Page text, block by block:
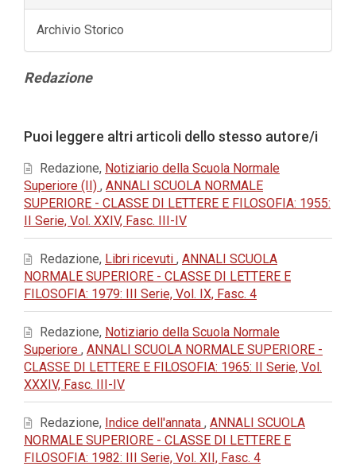
Archivio Storico
Contenuto
Redazione
dell'articolo
Puoi leggere altri articoli dello stesso autore/i
Redazione, Notiziario della Scuola Normale
Superiore (II) , ANNALI SCUOLA NORMALE
SUPERIORE - CLASSE DI LETTERE E FILOSOFIA: 1955:
II Serie, Vol. XXIV, Fasc. III-IV
Redazione, Libri ricevuti , ANNALI SCUOLA
NORMALE SUPERIORE - CLASSE DI LETTERE E
FILOSOFIA: 1979: III Serie, Vol. IX, Fasc. 4
Redazione, Notiziario della Scuola Normale
Superiore , ANNALI SCUOLA NORMALE SUPERIORE -
CLASSE DI LETTERE E FILOSOFIA: 1965: II Serie, Vol.
XXXIV, Fasc. III-IV
Redazione, Indice dell'annata , ANNALI SCUOLA
NORMALE SUPERIORE - CLASSE DI LETTERE E
FILOSOFIA: 1982: III Serie, Vol. XII, Fasc. 4